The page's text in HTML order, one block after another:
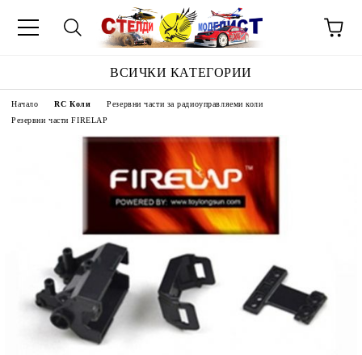
ВСИЧКИ КАТЕГОРИИ
Начало RC Коли
Резервни части за радиоуправляеми коли
Резервни части FIRELAP